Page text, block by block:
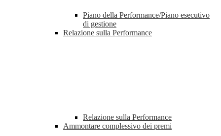
Piano della Performance/Piano esecutivo
di gestione
Relazione sulla Performance
Relazione sulla Performance
Ammontare complessivo dei premi